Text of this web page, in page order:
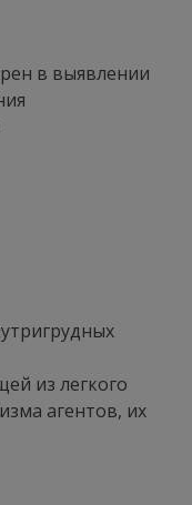
в выявлении
из легкого
агентов, их